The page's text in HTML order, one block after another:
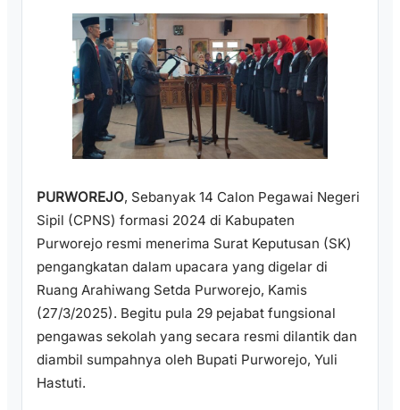
PURWOREJO, Sebanyak 14 Calon Pegawai Negeri
Sipil (CPNS) formasi 2024 di Kabupaten
Purworejo resmi menerima Surat Keputusan (SK)
pengangkatan dalam upacara yang digelar di
Ruang Arahiwang Setda Purworejo, Kamis
(27/3/2025). Begitu pula 29 pejabat fungsional
pengawas sekolah yang secara resmi dilantik dan
diambil sumpahnya oleh Bupati Purworejo, Yuli
Hastuti.